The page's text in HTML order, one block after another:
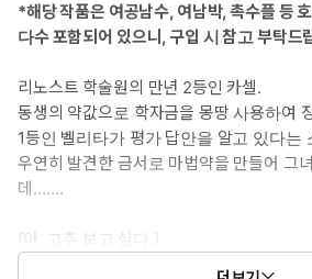
*이럴 때 보세요: 수석과 차석의 서툴지만
싶을 때
*공감 글귀: “카셀. 개처럼 기어 와.”
*해당 작품은 여공남수, 여남박, 촉수플 등
다수 포함되어 있으니, 구입 시 참고 부탁드
리노스트 학술원의 만년 2등인 카셀.
동생의 약값으로 학자금을 몽땅 사용하여
1등인 벨리타가 평가 답안을 알고 있다는
우연히 발견한 금서로 마법약을 만들어 그
데…….
[아, 고추 보고 싶다.]
[에니위든은 아침에 발기하나?]